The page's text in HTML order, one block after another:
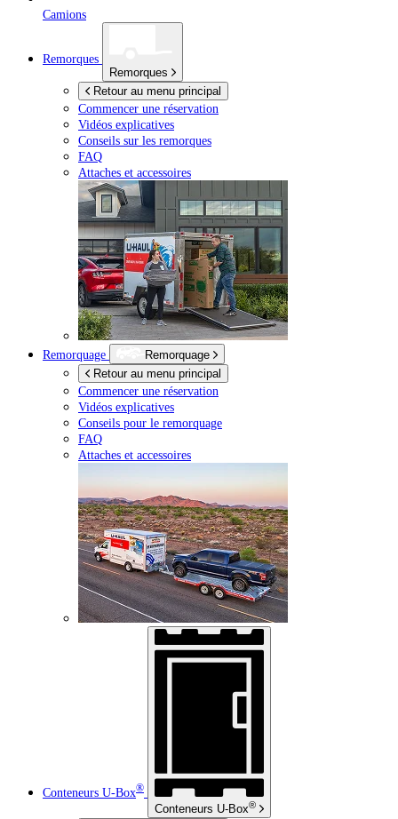
Camions
Remorques
Remorques
Retour au menu principal
Commencer une réservation
Vidéos explicatives
Conseils sur les remorques
FAQ
Attaches et accessoires
Remorquage
Remorquage
Retour au menu principal
Commencer une réservation
Vidéos explicatives
Conseils pour le remorquage
FAQ
Attaches et accessoires
Conteneurs U-Box®
Conteneurs U-Box®